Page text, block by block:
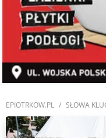
EPIOTRKOW.PL SŁOWA